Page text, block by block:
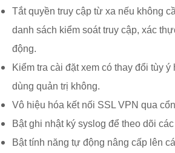
Tắt quyền truy cập từ xa nếu không
danh sách kiểm soát truy cập, xác
động.
Kiểm tra cài đặt xem có thay đổi tùy
dùng quản trị không.
Vô hiệu hóa kết nối SSL VPN qua
Bật ghi nhật ký syslog để theo dõi
Bật tính năng tự động nâng cấp lên